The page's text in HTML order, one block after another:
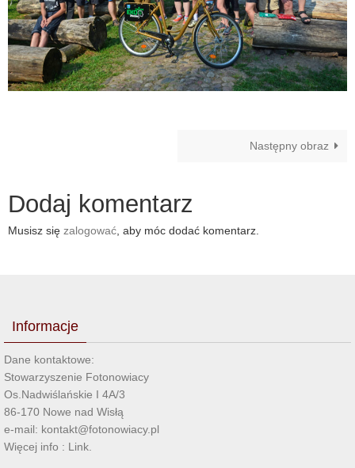
Następny obraz
Dodaj komentarz
Musisz się zalogować, aby móc dodać komentarz.
Informacje
Dane kontaktowe:
Stowarzyszenie Fotonowiacy
Os.Nadwiślańskie I 4A/3
86-170 Nowe nad Wisłą
e-mail: kontakt@fotonowiacy.pl
Więcej info : Link.